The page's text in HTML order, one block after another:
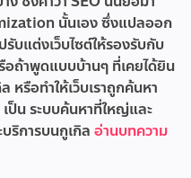
นั้นเอง ซึ่งแปลออก
รับแต่งเว็บไซต์ให้รองรับกับ
อถ้าพูดแบบบ้านๆ ที่เคยได้ยิน
หรือทำให้เว็บเราถูกค้นหา
เป็น ระบบค้นหาที่ใหญ่และ
ริการบนกูเกิล อ่านบทความ